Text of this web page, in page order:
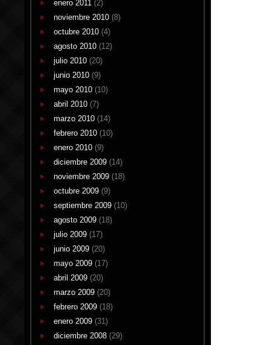
enero 2011 (2)
noviembre 2010 (8)
octubre 2010 (4)
agosto 2010 (12)
julio 2010 (20)
junio 2010 (9)
mayo 2010 (10)
abril 2010 (7)
marzo 2010 (14)
febrero 2010 (10)
enero 2010 (9)
diciembre 2009 (14)
noviembre 2009 (18)
octubre 2009 (9)
septiembre 2009 (10)
agosto 2009 (18)
julio 2009 (17)
junio 2009 (20)
mayo 2009 (17)
abril 2009 (20)
marzo 2009 (20)
febrero 2009 (18)
enero 2009 (31)
diciembre 2008 (29)